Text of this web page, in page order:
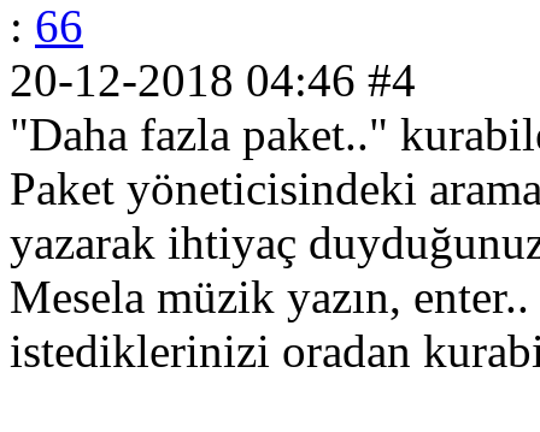
: 66
20-12-2018 04:46 #4
"Daha fazla paket.."
Paket yöneticisindeki
yazarak ihtiyaç
Mesela müzik yazın,
istediklerinizi oradan